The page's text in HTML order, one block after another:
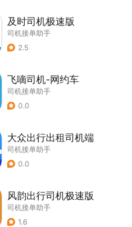
及时司机极速版
司机接单助手
2.5
飞嘀司机-网约车
司机接单助手
0.0
大众出行出租司机端
司机接单助手
0.0
风韵出行司机极速版
司机接单助手
1.6